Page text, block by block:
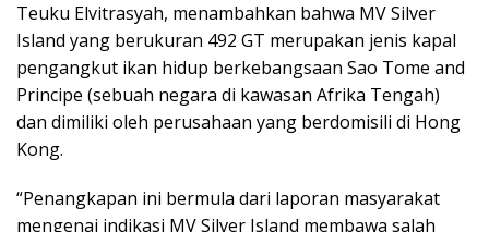
Teuku Elvitrasyah, menambahkan bahwa MV Silver
Island yang berukuran 492 GT merupakan jenis kapal
pengangkut ikan hidup berkebangsaan Sao Tome and
Principe (sebuah negara di kawasan Afrika Tengah)
dan dimiliki oleh perusahaan yang berdomisili di Hong
Kong.
“Penangkapan ini bermula dari laporan masyarakat
mengenai indikasi MV Silver Island membawa salah